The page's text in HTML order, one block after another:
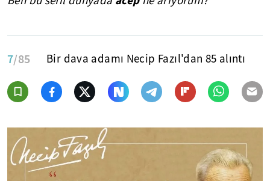
7/85 Bir dava adamı Necip Fazıl'dan 85 alıntı